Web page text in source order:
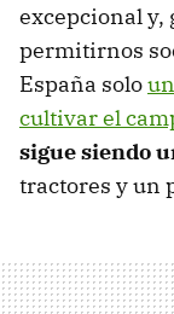
excepcional y,
permitirnos
España solo
cultivar el
sigue siendo
tractores y un